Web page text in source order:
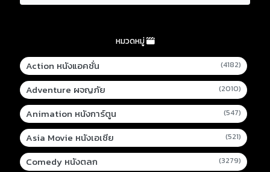
หมวดหมู่
Action หนังแอคชั่น (4182)
Adventure ผจญภัย (2010)
Animation หนังการ์ตูน (547)
Asia Movie หนังเอเชีย (521)
Comedy หนังตลก (3279)